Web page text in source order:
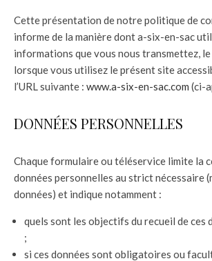
Cette présentation de notre politique de
informe de la manière dont a-six-en-sac
informations que vous nous transmettez, le
lorsque vous utilisez le présent site
l’URL suivante : www.a-six-en-sac.com (ci-
DONNÉES PERSONNELLES
Chaque formulaire ou téléservice limite la
données personnelles au strict nécessaire
données) et indique notamment :
quels sont les objectifs du recueil de ces
;
si ces données sont obligatoires ou